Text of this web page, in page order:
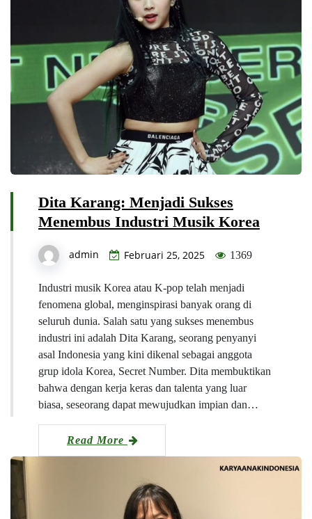
Dita Karang: Menjadi Sukses
Menembus Industri Musik Korea
admin Februari 25, 2025 1369
Industri musik Korea atau K-pop telah menjadi
fenomena global, menginspirasi banyak orang di
seluruh dunia. Salah satu yang sukses menembus
industri ini adalah Dita Karang, seorang penyanyi
asal Indonesia yang kini dikenal sebagai anggota
grup idola Korea, Secret Number. Dita membuktikan
bahwa dengan kerja keras dan talenta yang luar
biasa, seseorang dapat mewujudkan impian dan…
Read More